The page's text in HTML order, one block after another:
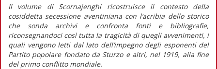
Il volume di Scornajenghi ricostruisce il contesto della
cosiddetta secessione aventiniana con l’acribia dello storico
che sonda archivi e confronta fonti e bibliografie,
riconsegnandoci così tutta la tragicità di quegli avvenimenti, i
quali vengono letti dal lato dell’impegno degli esponenti del
Partito popolare fondato da Sturzo e altri, nel 1919, alla fine
del primo conflitto mondiale.